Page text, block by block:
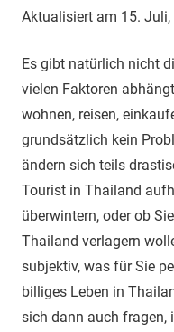
Aktualisiert am 15. Juli,
Es gibt natürlich nicht
vielen Faktoren
wohnen, reisen,
grundsätzlich kein
ändern sich teils
Tourist in Thailand
überwintern, oder ob
Thailand verlagern
subjektiv, was für Sie
billiges Leben in
sich dann auch fragen,